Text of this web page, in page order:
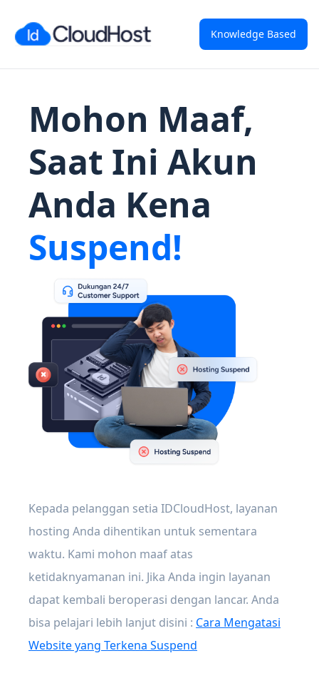
Knowledge Based
Mohon Maaf,
Saat Ini Akun
Anda Kena
Suspend!
Kepada pelanggan setia IDCloudHost, layanan
hosting Anda dihentikan untuk sementara
waktu. Kami mohon maaf atas
ketidaknyamanan ini. Jika Anda ingin layanan
dapat kembali beroperasi dengan lancar. Anda
bisa pelajari lebih lanjut disini : Cara Mengatasi
Website yang Terkena Suspend